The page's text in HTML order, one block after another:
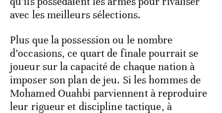
avec les meilleurs sélections.
Plus que la possession ou le nombre
d’occasions, ce quart de finale pourrait se
joueur sur la capacité de chaque nation à
imposer son plan de jeu. Si les hommes de
Mohamed Ouahbi parviennent à reproduire
leur rigueur et discipline tactique, à